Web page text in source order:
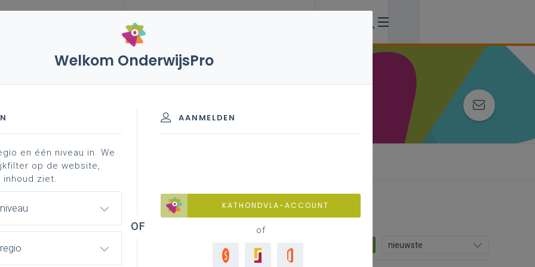
vakken en leerplannen 2de graad
achtergrond
nieuwste
Welkom OnderwijsPro
AANMELDEN
KATHONDVLA-ACCOUNT
of
en één niveau in. We
op de website,
ziet.